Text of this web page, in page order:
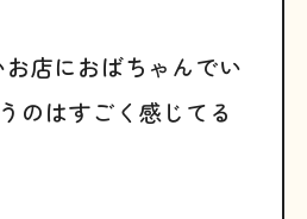
店におばちゃんでい
のはすごく感じてる